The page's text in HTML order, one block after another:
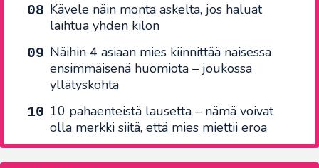
Kävele näin monta askelta, jos haluat
laihtua yhden kilon
Näihin 4 asiaan mies kiinnittää naisessa
ensimmäisenä huomiota – joukossa
yllätyskohta
10 pahaenteistä lausetta – nämä voivat
olla merkki siitä, että mies miettii eroa